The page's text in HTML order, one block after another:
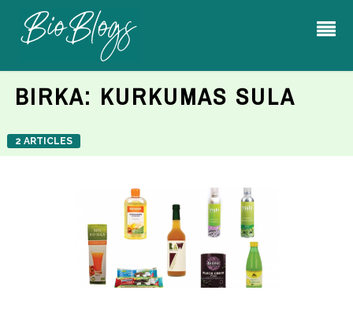
BIRKA: KURKUMAS SULA
2 ARTICLES